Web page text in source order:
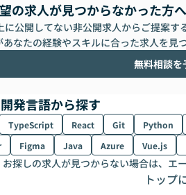
の求人が見つからなかった方へ
に公開してない非公開求人からご提案す
あなたの経験やスキルに合った求人を見
無料相談を
発言語から探す
TypeScript React Git Python
Figma Java Azure Vue.js
お探しの求人が見つからない場合は、エ
トップ